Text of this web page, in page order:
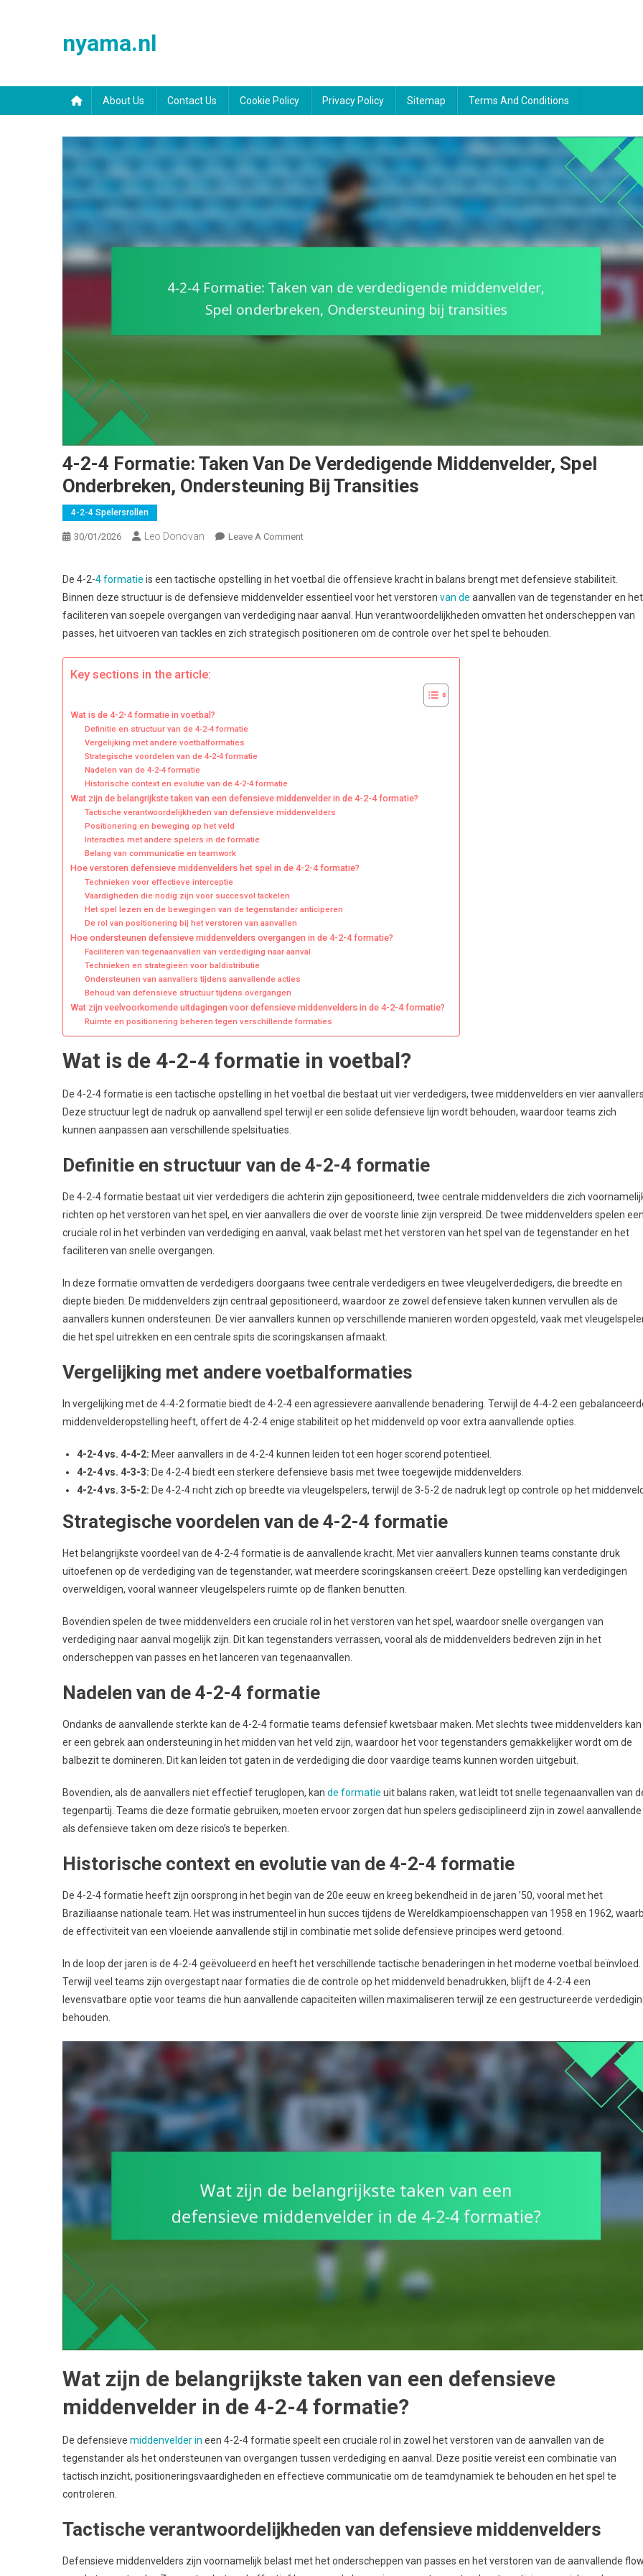
nyama.nl
About Us Contact Us Cookie Policy Privacy Policy Sitemap Terms And Conditions
4-2-4 Formatie: Taken Van De Verdedigende Middenvelder, Spel
Onderbreken, Ondersteuning Bij Transities
4-2-4 Spelersrollen
30/01/2026 Leo Donovan Leave A CommentOn
4
Formatie:
Taken
Van
De 4-2-4 formatie is een tactische opstelling in het voetbal die offensieve kracht in balans brengt met defensieve stabiliteit.
Binnen deze structuur is de defensieve middenvelder essentieel voor het verstoren van de aanvallen van de tegenstander en het
faciliteren van soepele overgangen van verdediging naar aanval. Hun verantwoordelijkheden omvatten het onderscheppen van
passes, het uitvoeren van tackles en zich strategisch positioneren om de controle over het spel te behouden.
Key sections in the article:
Wat is de 4-2-4 formatie in voetbal?
Definitie en structuur van de 4-2-4 formatie
Vergelijking met andere voetbalformaties
Strategische voordelen van de 4-2-4 formatie
Nadelen van de 4-2-4 formatie
Historische context en evolutie van de 4-2-4 formatie
Wat zijn de belangrijkste taken van een defensieve middenvelder in de 4-2-4 formatie?
Tactische verantwoordelijkheden van defensieve middenvelders
Positionering en beweging op het veld
Interacties met andere spelers in de formatie
Belang van communicatie en teamwork
Hoe verstoren defensieve middenvelders het spel in de 4-2-4 formatie?
Technieken voor effectieve interceptie
Vaardigheden die nodig zijn voor succesvol tackelen
Het spel lezen en de bewegingen van de tegenstander anticiperen
De rol van positionering bij het verstoren van aanvallen
Hoe ondersteunen defensieve middenvelders overgangen in de 4-2-4 formatie?
Faciliteren van tegenaanvallen van verdediging naar aanval
Technieken en strategieën voor baldistributie
Ondersteunen van aanvallers tijdens aanvallende acties
Behoud van defensieve structuur tijdens overgangen
Wat zijn veelvoorkomende uitdagingen voor defensieve middenvelders in de 4-2-4 formatie?
Ruimte en positionering beheren tegen verschillende formaties
Wat is de 4-2-4 formatie in voetbal?
De 4-2-4 formatie is een tactische opstelling in het voetbal die bestaat uit vier verdedigers, twee middenvelders en vier
Deze structuur legt de nadruk op aanvallend spel terwijl er een solide defensieve lijn wordt behouden, waardoor teams zich
kunnen aanpassen aan verschillende spelsituaties.
Definitie en structuur van de 4-2-4 formatie
De 4-2-4 formatie bestaat uit vier verdedigers die achterin zijn gepositioneerd, twee centrale middenvelders die zich
richten op het verstoren van het spel, en vier aanvallers die over de voorste linie zijn verspreid. De twee middenvelders spelen
cruciale rol in het verbinden van verdediging en aanval, vaak belast met het verstoren van het spel van de tegenstander en het
faciliteren van snelle overgangen.
In deze formatie omvatten de verdedigers doorgaans twee centrale verdedigers en twee vleugelverdedigers, die breedte en
diepte bieden. De middenvelders zijn centraal gepositioneerd, waardoor ze zowel defensieve taken kunnen vervullen als de
aanvallers kunnen ondersteunen. De vier aanvallers kunnen op verschillende manieren worden opgesteld, vaak met
die het spel uitrekken en een centrale spits die scoringskansen afmaakt.
Vergelijking met andere voetbalformaties
In vergelijking met de 4-4-2 formatie biedt de 4-2-4 een agressievere aanvallende benadering. Terwijl de 4-4-2 een
middenvelderopstelling heeft, offert de 4-2-4 enige stabiliteit op het middenveld op voor extra aanvallende opties.
4-2-4 vs. 4-4-2: Meer aanvallers in de 4-2-4 kunnen leiden tot een hoger scorend potentieel.
4-2-4 vs. 4-3-3: De 4-2-4 biedt een sterkere defensieve basis met twee toegewijde middenvelders.
4-2-4 vs. 3-5-2: De 4-2-4 richt zich op breedte via vleugelspelers, terwijl de 3-5-2 de nadruk legt op controle op het
Strategische voordelen van de 4-2-4 formatie
Het belangrijkste voordeel van de 4-2-4 formatie is de aanvallende kracht. Met vier aanvallers kunnen teams constante druk
uitoefenen op de verdediging van de tegenstander, wat meerdere scoringskansen creëert. Deze opstelling kan verdedigingen
overweldigen, vooral wanneer vleugelspelers ruimte op de flanken benutten.
Bovendien spelen de twee middenvelders een cruciale rol in het verstoren van het spel, waardoor snelle overgangen van
verdediging naar aanval mogelijk zijn. Dit kan tegenstanders verrassen, vooral als de middenvelders bedreven zijn in het
onderscheppen van passes en het lanceren van tegenaanvallen.
Nadelen van de 4-2-4 formatie
Ondanks de aanvallende sterkte kan de 4-2-4 formatie teams defensief kwetsbaar maken. Met slechts twee middenvelders kan
er een gebrek aan ondersteuning in het midden van het veld zijn, waardoor het voor tegenstanders gemakkelijker wordt om de
balbezit te domineren. Dit kan leiden tot gaten in de verdediging die door vaardige teams kunnen worden uitgebuit.
Bovendien, als de aanvallers niet effectief teruglopen, kan de formatie uit balans raken, wat leidt tot snelle tegenaanvallen van
tegenpartij. Teams die deze formatie gebruiken, moeten ervoor zorgen dat hun spelers gedisciplineerd zijn in zowel aanvallende
als defensieve taken om deze risico’s te beperken.
Historische context en evolutie van de 4-2-4 formatie
De 4-2-4 formatie heeft zijn oorsprong in het begin van de 20e eeuw en kreeg bekendheid in de jaren ’50, vooral met het
Braziliaanse nationale team. Het was instrumenteel in hun succes tijdens de Wereldkampioenschappen van 1958 en 1962,
de effectiviteit van een vloeiende aanvallende stijl in combinatie met solide defensieve principes werd getoond.
In de loop der jaren is de 4-2-4 geëvolueerd en heeft het verschillende tactische benaderingen in het moderne voetbal beïnvloed.
Terwijl veel teams zijn overgestapt naar formaties die de controle op het middenveld benadrukken, blijft de 4-2-4 een
levensvatbare optie voor teams die hun aanvallende capaciteiten willen maximaliseren terwijl ze een gestructureerde
behouden.
Wat zijn de belangrijkste taken van een defensieve
middenvelder in de 4-2-4 formatie?
De defensieve middenvelder in een 4-2-4 formatie speelt een cruciale rol in zowel het verstoren van de aanvallen van de
tegenstander als het ondersteunen van overgangen tussen verdediging en aanval. Deze positie vereist een combinatie van
tactisch inzicht, positioneringsvaardigheden en effectieve communicatie om de teamdynamiek te behouden en het spel te
controleren.
Tactische verantwoordelijkheden van defensieve middenvelders
Defensieve middenvelders zijn voornamelijk belast met het onderscheppen van passes en het verstoren van de aanvallende